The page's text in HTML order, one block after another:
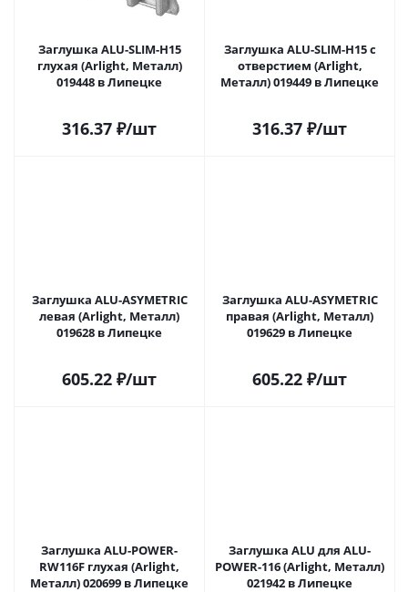
Заглушка ALU-SLIM-H15
глухая (Arlight, Металл)
019448 в Липецке
316.37 ₽/шт
Заглушка ALU-SLIM-H15 с
отверстием (Arlight,
Металл) 019449 в Липецке
316.37 ₽/шт
Заглушка ALU-ASYMETRIC
левая (Arlight, Металл)
019628 в Липецке
605.22 ₽/шт
Заглушка ALU-ASYMETRIC
правая (Arlight, Металл)
019629 в Липецке
605.22 ₽/шт
Заглушка ALU-POWER-
RW116F глухая (Arlight,
Металл) 020699 в Липецке
Заглушка ALU для ALU-
POWER-116 (Arlight, Металл)
021942 в Липецке